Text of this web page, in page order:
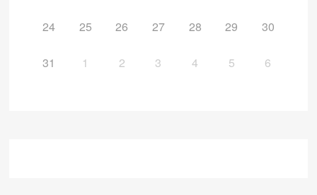
24 25 26 27 28 29 30
31 1 2 3 4 5 6